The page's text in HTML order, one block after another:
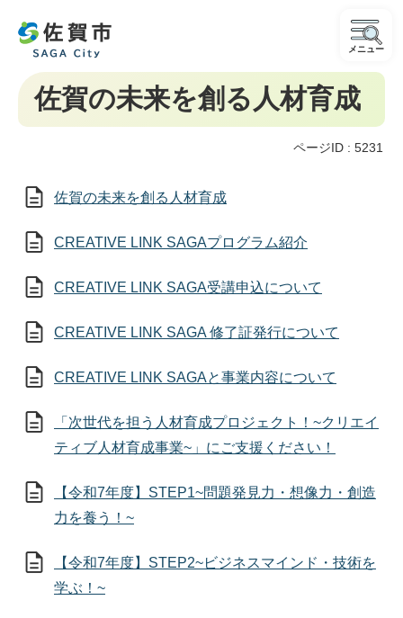
メニュー
佐賀の未来を創る人材育成
ページID : 5231
佐賀の未来を創る人材育成
CREATIVE LINK SAGAプログラム紹介
CREATIVE LINK SAGA受講申込について
CREATIVE LINK SAGA 修了証発行について
CREATIVE LINK SAGAと事業内容について
「次世代を担う人材育成プロジェクト！~クリエイ
ティブ人材育成事業~」にご支援ください！
【令和7年度】STEP1~問題発見力・想像力・創造
力を養う！~
【令和7年度】STEP2~ビジネスマインド・技術を
学ぶ！~